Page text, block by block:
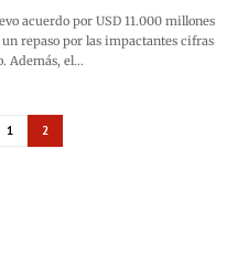
acuerdo por USD 11.000 millones
repaso por las impactantes cifras
Además, el…
1 2